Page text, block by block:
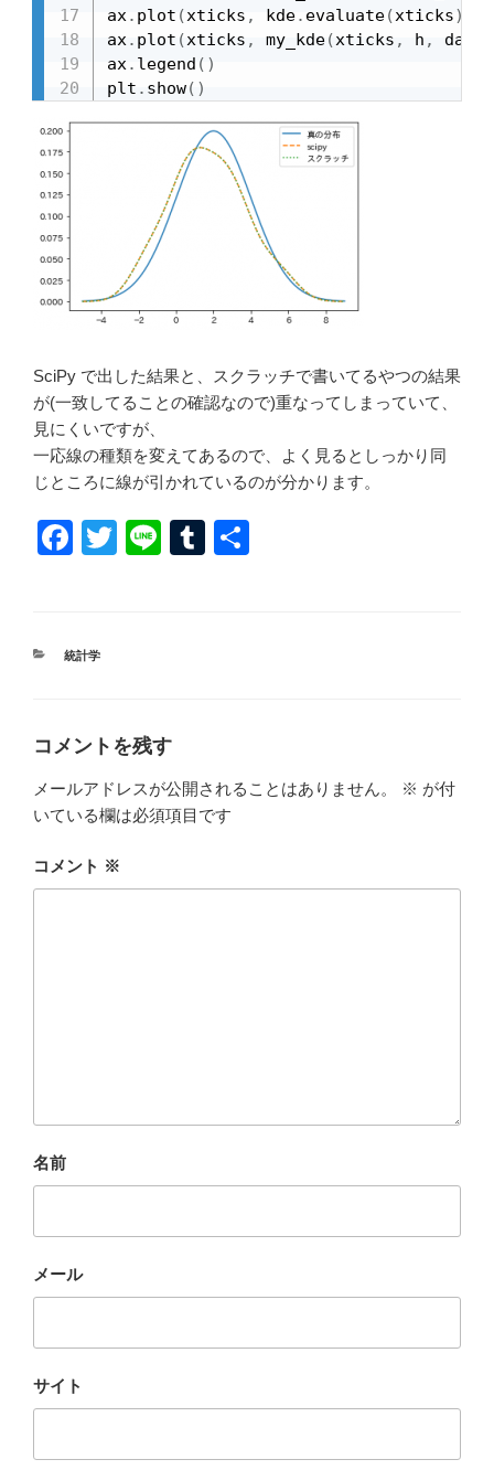
ax. plot (xticks , kde. evaluate(xticks)
ax. plot (xticks , my_kde(xticks , h , data
ax. legend ( )
plt . show( )
SciPy で出した結果と、スクラッチで書いてるやつの結果
が(一致してることの確認なので)重なってしまっていて、
見にくいですが、
一応線の種類を変えてあるので、よく見るとしっかり同
じところに線が引かれているのが分かります。
F
e
o
k
T
Li
T
カ
統計学
コメントを残す
メールアドレスが公開されることはありません。 ※ が付
いている欄は必須項目です
コメント ※
名前
メール
サイト